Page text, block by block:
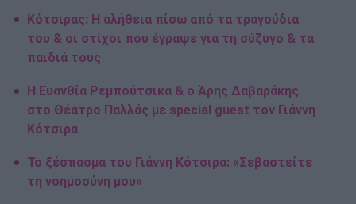
Κότσιρας: Η αλήθεια πίσω από τα τραγούδια
του & οι στίχοι που έγραψε για τη σύζυγο & τα
παιδιά τους
Η Ευανθία Ρεμπούτσικα & ο Άρης Δαβαράκης
στο Θέατρο Παλλάς με special guest τον Γιάννη
Κότσιρα
Το ξέσπασμα του Γιάννη Κότσιρα: «Σεβαστείτε
τη νοημοσύνη μου»